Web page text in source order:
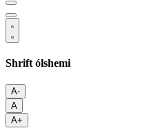
Shrift ólshemi
A-
A
A+